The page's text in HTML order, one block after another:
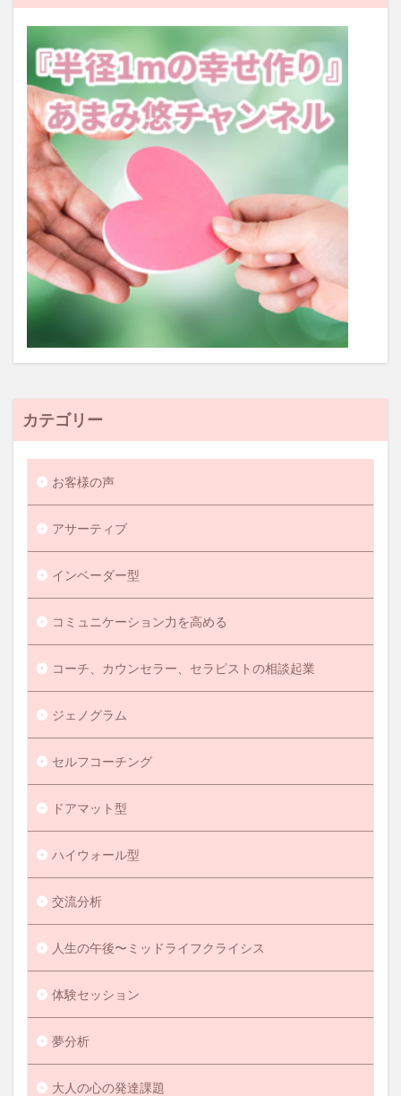
カテゴリー
お客様の声
アサーティブ
インベーダー型
コミュニケーション力を高める
コーチ、カウンセラー、セラピストの相談起業
ジェノグラム
セルフコーチング
ドアマット型
ハイウォール型
交流分析
人生の午後〜ミッドライフクライシス
体験セッション
夢分析
大人の心の発達課題